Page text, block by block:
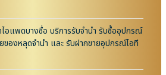
ไอแพดบางซื่อ บริการรับจำนำ รับซื้ออุปกรณ์
ของหลุดจำนำ และ รับฝากขายอุปกรณ์ไอที